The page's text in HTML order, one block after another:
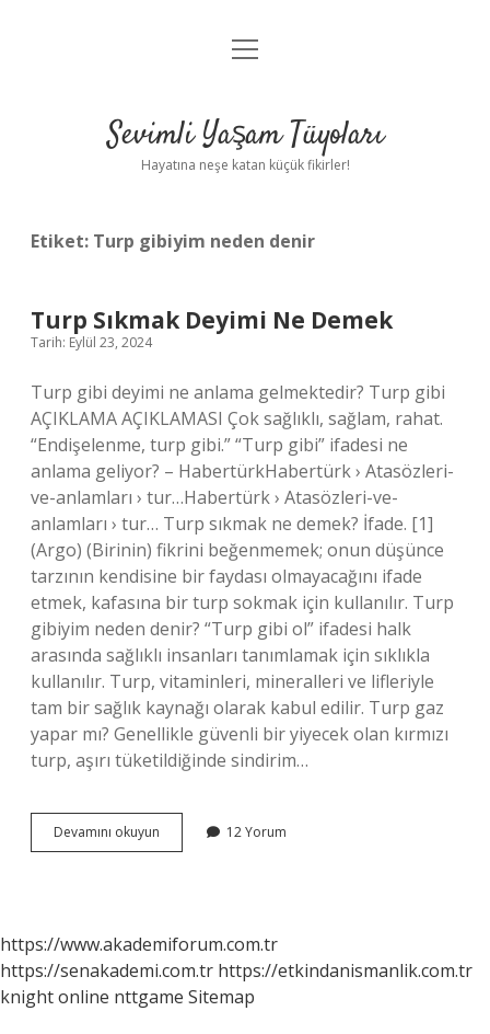
Anasayfa
Yasal Uyarı
menüyü
Sevimli Yaşam Tüyoları
Hayatına neşe katan küçük fikirler!
Etiket: Turp gibiyim neden denir
Turp Sıkmak Deyimi Ne Demek
Tarih: Eylül 23, 2024
Turp gibi deyimi ne anlama gelmektedir? Turp gibi
AÇIKLAMA AÇIKLAMASI Çok sağlıklı, sağlam, rahat.
“Endişelenme, turp gibi.” “Turp gibi” ifadesi ne
anlama geliyor? – HabertürkHabertürk › Atasözleri-
ve-anlamları › tur…Habertürk › Atasözleri-ve-
anlamları › tur… Turp sıkmak ne demek? İfade. [1]
(Argo) (Birinin) fikrini beğenmemek; onun düşünce
tarzının kendisine bir faydası olmayacağını ifade
etmek, kafasına bir turp sokmak için kullanılır. Turp
gibiyim neden denir? “Turp gibi ol” ifadesi halk
arasında sağlıklı insanları tanımlamak için sıklıkla
kullanılır. Turp, vitaminleri, mineralleri ve lifleriyle
tam bir sağlık kaynağı olarak kabul edilir. Turp gaz
yapar mı? Genellikle güvenli bir yiyecek olan kırmızı
turp, aşırı tüketildiğinde sindirim…
Devamını okuyun
Sıkmak
12 Yorum
https://www.akademiforum.com.tr
https://senakademi.com.tr https://etkindanismanlik.com.tr
knight online nttgame Sitemap